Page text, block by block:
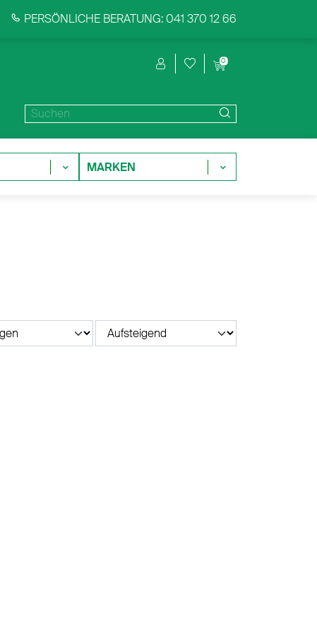
PERSÖNLICHE BERATUNG: 041 370 12 66
0
MARKEN